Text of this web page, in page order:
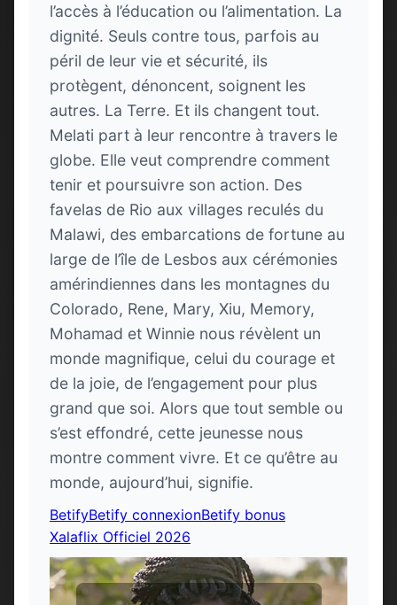
l’accès à l’éducation ou l’alimentation. La
dignité. Seuls contre tous, parfois au
péril de leur vie et sécurité, ils
protègent, dénoncent, soignent les
autres. La Terre. Et ils changent tout.
Melati part à leur rencontre à travers le
globe. Elle veut comprendre comment
tenir et poursuivre son action. Des
favelas de Rio aux villages reculés du
Malawi, des embarcations de fortune au
large de l’île de Lesbos aux cérémonies
amérindiennes dans les montagnes du
Colorado, Rene, Mary, Xiu, Memory,
Mohamad et Winnie nous révèlent un
monde magnifique, celui du courage et
de la joie, de l’engagement pour plus
grand que soi. Alors que tout semble ou
s’est effondré, cette jeunesse nous
montre comment vivre. Et ce qu’être au
monde, aujourd’hui, signifie.
BetifyBetify connexionBetify bonus
Xalaflix Officiel 2026